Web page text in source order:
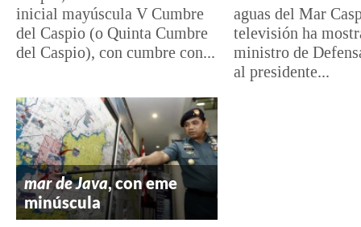
inicial mayúscula V Cumbre
del Caspio (o Quinta Cumbre
del Caspio), con cumbre con...
aguas del Mar
televisión ha
ministro de
al presidente...
mar de Java, con eme
minúscula